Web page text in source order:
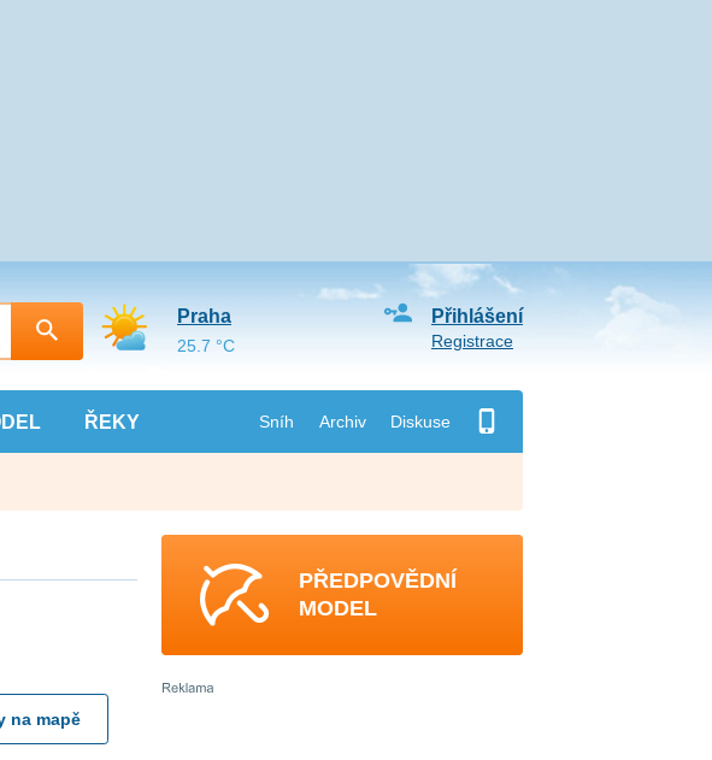
ŘEKY Sníh Archiv Diskuse
Přihlášení
Registrace
Praha
25.7 °C
na mapě
PŘEDPOVĚDNÍ
MODEL